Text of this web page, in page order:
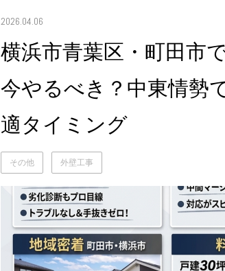
2026.04.06
横浜市青葉区・町田市
今やるべき？中東情勢
適タイミング
その他 外壁工事